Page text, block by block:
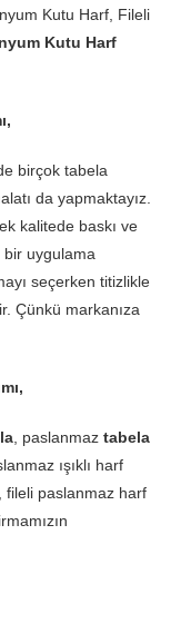
Kutu Harf, Fileli
Kutu Harf
birçok tabela
da yapmaktayız.
kalitede baskı ve
bir uygulama
seçerken titizlikle
Çünkü markanıza
, paslanmaztabela
ışıklı harf
, fileli paslanmaz harf